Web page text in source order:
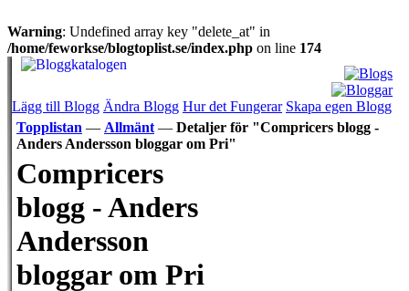
Warning: Undefined array key "delete_at" in
/home/feworkse/blogtoplist.se/index.php on line 174
Lägg till Blogg Ändra Blogg Hur det Fungerar Skapa egen Blogg
Topplistan — Allmänt — Detaljer för "Compricers blogg -
Anders Andersson bloggar om Pri"
Compricers
blogg - Anders
Andersson
bloggar om Pri